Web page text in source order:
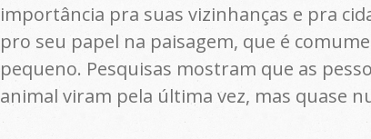
importância pra suas vizinhanças e pra
pro seu papel na paisagem, que é
pequeno. Pesquisas mostram que as
animal viram pela última vez, mas quase